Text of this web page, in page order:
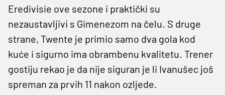
Eredivisie ove sezone i praktički su
nezaustavljivi s Gimenezom na čelu. S druge
strane, Twente je primio samo dva gola kod
kuće i sigurno ima obrambenu kvalitetu. Trener
gostiju rekao je da nije siguran je li Ivanušec još
spreman za prvih 11 nakon ozljede.